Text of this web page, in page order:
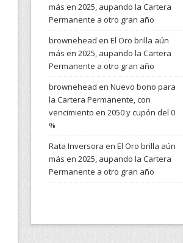
más en 2025, aupando la Cartera
Permanente a otro gran año
brownehead en El Oro brilla aún
más en 2025, aupando la Cartera
Permanente a otro gran año
brownehead en Nuevo bono para
la Cartera Permanente, con
vencimiento en 2050 y cupón del 0
%
Rata Inversora en El Oro brilla aún
más en 2025, aupando la Cartera
Permanente a otro gran año